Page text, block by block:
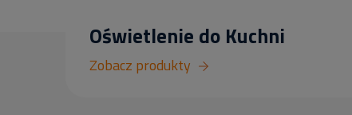
Oświetlenie do Kuchni
Zobacz produkty